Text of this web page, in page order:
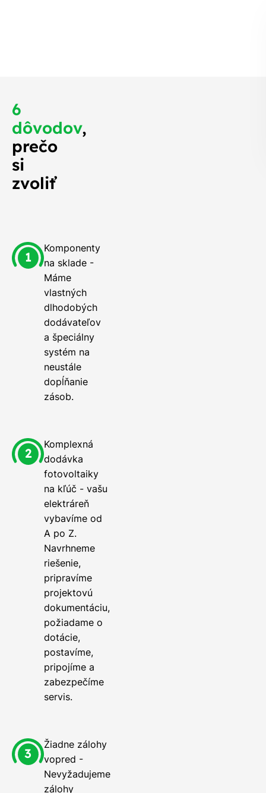
6
dôvodov,
prečo
si
zvoliť
Komponenty
na sklade -
Máme
vlastných
dlhodobých
dodávateľov
a špeciálny
systém na
neustále
dopĺňanie
zásob.
Komplexná
dodávka
fotovoltaiky
na kľúč - vašu
elektráreň
vybavíme od
A po Z.
Navrhneme
riešenie,
pripravíme
projektovú
dokumentáciu,
požiadame o
dotácie,
postavíme,
pripojíme a
zabezpečíme
servis.
Žiadne zálohy
vopred -
Nevyžadujeme
zálohy